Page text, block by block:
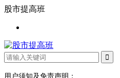
股市提高班
用户须知及免责声明：